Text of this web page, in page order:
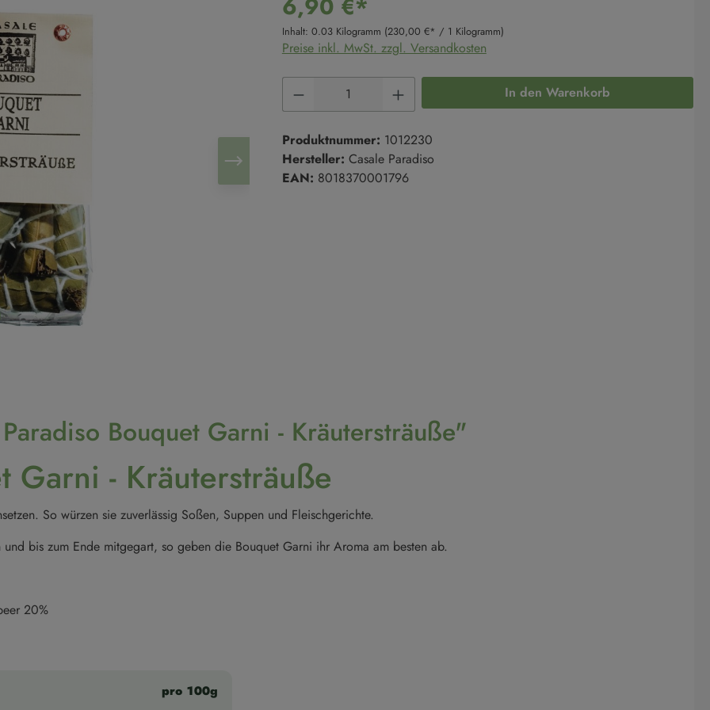
Süße Cremes
Marmeladen & Konfitüren
Hülsenfrüchte
Salze
Pfeffer
Süßgebäck
Kuchen
Süßgebäck
Trüffel
6,90 €*
Inhalt: 0.03 Kilogramm (230,00 €* / 1 Kilogramm)
Preise inkl. MwSt. zzgl. Versandkosten
Produkt Anzahl: Gib den gewünschten Wert ein
In den Warenkorb
Produktnummer: 1012230
Hersteller: Casale Paradiso
EAN: 8018370001796
Bouquet Garni - Kräutersträuße"
Garni - Kräutersträuße
So würzen sie zuverlässig Soßen, Suppen und Fleischgerichte.
bis zum Ende mitgegart, so geben die Bouquet Garni ihr Aroma am besten ab.
20%
pro 100g